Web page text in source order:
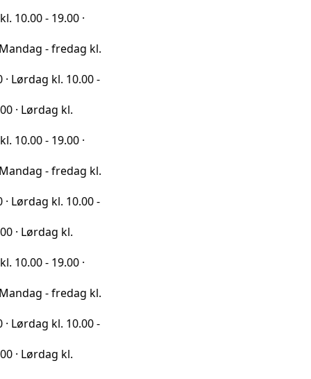
·
fredag kl.
kl. 10.00 -
kl.
·
fredag kl.
kl. 10.00 -
kl.
·
fredag kl.
kl. 10.00 -
kl.